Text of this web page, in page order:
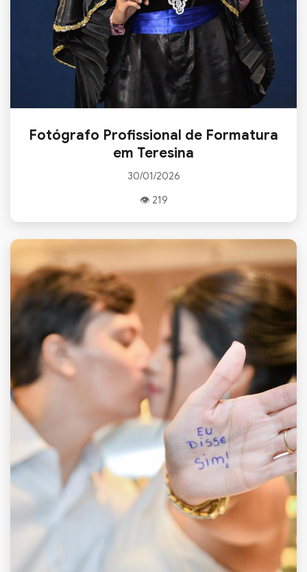
Fotógrafo Profissional de Formatura
em Teresina
30/01/2026
👁 219